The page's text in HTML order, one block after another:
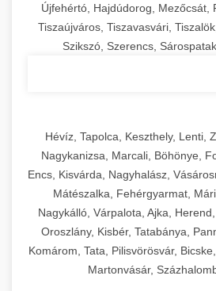
Újfehértó, Hajdúdorog, Mezőcsát,
Tiszaújváros, Tiszavasvári,
Szikszó, Szerencs,
Hévíz, Tapolca, Keszthely, Lenti,
Nagykanizsa, Marcali, Böhönye,
Encs, Kisvárda, Nagyhalász,
Mátészalka, Fehérgyarmat,
Nagykálló, Várpalota, Ajka,
Oroszlány, Kisbér, Tatabánya,
Komárom, Tata, Pilisvörösvár,
Martonvásár,